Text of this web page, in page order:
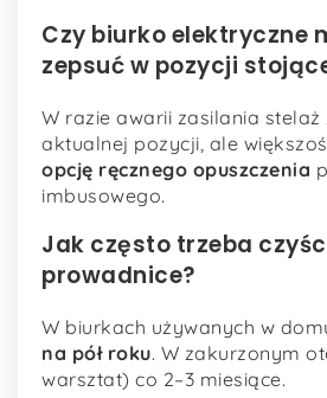
Czy biurko elektryczne
zepsuć w pozycji
W razie awarii zasilania
aktualnej pozycji, ale
opcję ręcznego opuszczenia
imbusowego.
Jak często trzeba
prowadnice?
W biurkach używanych w
na pół roku. W zakurzonym
warsztat) co 2–3 miesiące.